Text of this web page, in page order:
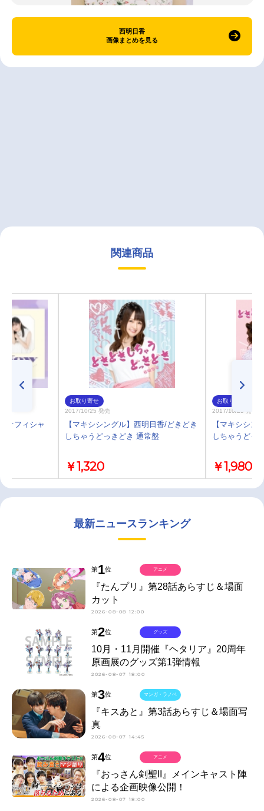
西明日香
画像まとめを見る
関連商品
オフィシャ
お取り寄せ
2017/10/25 発売
【マキシシングル】西明日香/どきどき
しちゃうどっきどき 通常盤
￥1,320
お取り寄せ
2017/10/25 発売
【マキシシン
しちゃうどっ
￥1,980
最新ニュースランキング
第1位
『たんプリ』第28話あらすじ＆場面
カット
2026-08-08 12:00
アニメ
第2位
10月・11月開催『ヘタリア』20周年
原画展のグッズ第1弾情報
2026-08-07 18:00
グッズ
第3位
『キスあと』第3話あらすじ＆場面写
真
2026-08-07 14:45
マンガ・ラノベ
第4位
『おっさん剣聖II』メインキャスト陣
による企画映像公開！
2026-08-07 18:00
アニメ